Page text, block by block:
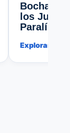
Bochas
los
Explorar →